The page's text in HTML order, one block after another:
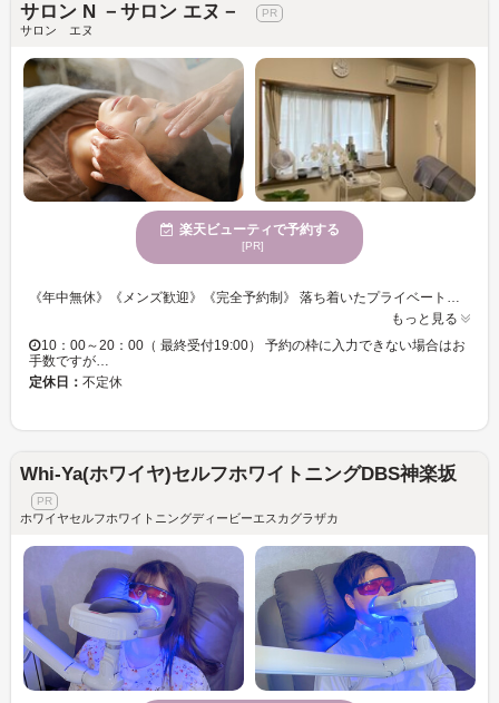
サロン N －サロン エヌ－
サロン エヌ
楽天ビューティで予約する
[PR]
《年中無休》《メンズ歓迎》《完全予約制》 落ち着いたプライベート空間で、ほかのお客様を気にせずゆったりとお過ごしいただけます。フェイシャルからデコルテまで、すべてオールハンドで丁寧にケアし、明るく透明感のあるお肌へ。施術後は「ファンデーションを塗ったみたい」と驚かれる方が多く、毛穴の目立たないなめらかな陶器肌に仕上がります。 まず、サロンに用意しておりますクレンジングと洗顔でお肌を整えていただます。 やさしく栄養を与えながら不要な角質だけを取り除きます。 パックでお肌を落ち着かせた後は、スチームに包まれながらリンパに沿ってオイルトリートメント。小顔感やフェイスラインのすっきり感も期待できます。 オプションでは、ドライヘッドスパや痛くない小顔矯正、デコルテケアも追加可能です（単体予約不可） 施術後はサロンのコスメでメイクもでき、メイクのりの違いを実感していただけます。 お手入れやメイクのアドバイスも、ゆったりとした時間の中でお伝えしています。
もっと見る
10：00～20：00（ 最終受付19:00） 予約の枠に入力できない場合はお
手数ですが…
定休日： 不定休
Whi-Ya(ホワイヤ)セルフホワイトニングDBS神楽坂
ホワイヤセルフホワイトニングディービーエスカグラザカ